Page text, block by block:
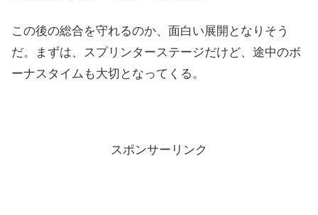
この後の総合を守れるのか、面白い展開となりそう
だ。まずは、スプリンターステージだけど、途中のボ
ーナスタイムも大切となってくる。
スポンサーリンク